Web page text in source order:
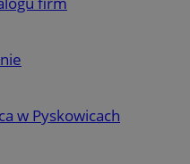
w Pyskowicach